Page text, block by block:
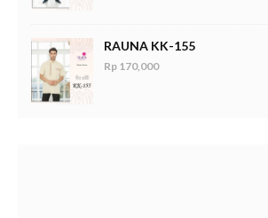
RAUNA KK-155
Rp 170,000